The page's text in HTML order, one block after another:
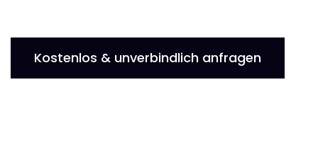
Kostenlos & unverbindlich anfragen